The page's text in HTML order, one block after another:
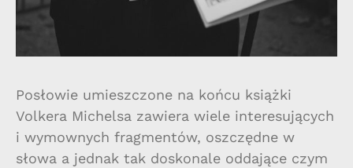
Posłowie umieszczone na końcu książki
Volkera Michelsa zawiera wiele interesujących
i wymownych fragmentów, oszczędne w
słowa a jednak tak doskonale oddające czym